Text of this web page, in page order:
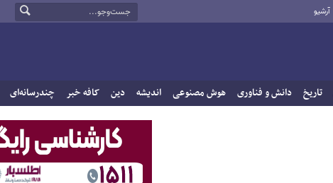
آرشیو
تاریخ دانش و فناوری هوش مصنوعی اندیشه دین کافه خبر چندرسانه‌ای